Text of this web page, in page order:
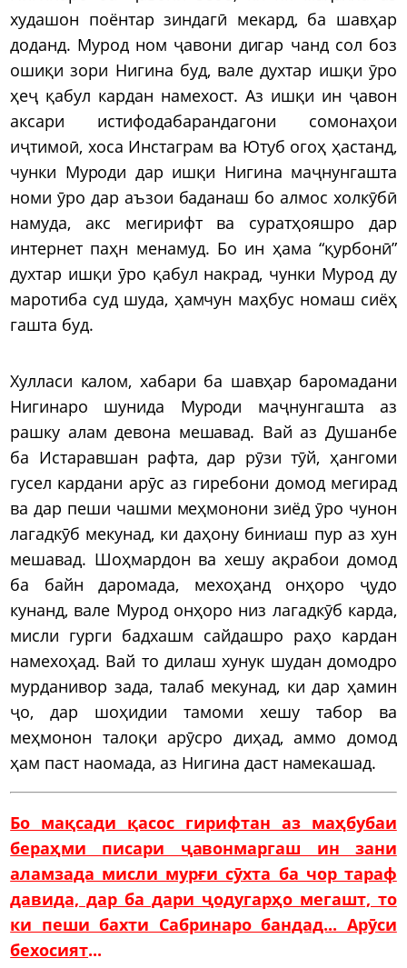
худашон поёнтар зиндагӣ мекард, ба шавҳар
доданд. Мурод ном ҷавони дигар чанд сол боз
ошиқи зори Нигина буд, вале духтар ишқи ӯро
ҳеҷ қабул кардан намехост. Аз ишқи ин ҷавон
аксари истифодабарандагони сомонаҳои
иҷтимоӣ, хоса Инстаграм ва Ютуб огоҳ ҳастанд,
чунки Муроди дар ишқи Нигина маҷнунгашта
номи ӯро дар аъзои баданаш бо алмос холкӯбӣ
намуда, акс мегирифт ва суратҳояшро дар
интернет паҳн менамуд. Бо ин ҳама “қурбонӣ”
духтар ишқи ӯро қабул накрад, чунки Мурод ду
маротиба суд шуда, ҳамчун маҳбус номаш сиёҳ
гашта буд.
Хулласи калом, хабари ба шавҳар баромадани
Нигинаро шунида Муроди маҷнунгашта аз
рашку алам девона мешавад. Вай аз Душанбе
ба Истаравшан рафта, дар рӯзи тӯй, ҳангоми
гусел кардани арӯс аз гиребони домод мегирад
ва дар пеши чашми меҳмонони зиёд ӯро чунон
лагадкӯб мекунад, ки даҳону биниаш пур аз хун
мешавад. Шоҳмардон ва хешу ақрабои домод
ба байн даромада, мехоҳанд онҳоро ҷудо
кунанд, вале Мурод онҳоро низ лагадкӯб карда,
мисли гурги бадхашм сайдашро раҳо кардан
намехоҳад. Вай то дилаш хунук шудан домодро
мурданивор зада, талаб мекунад, ки дар ҳамин
ҷо, дар шоҳидии тамоми хешу табор ва
меҳмонон талоқи арӯсро диҳад, аммо домод
ҳам паст наомада, аз Нигина даст намекашад.
Бо мақсади қасос гирифтан аз маҳбубаи
бераҳми писари ҷавонмаргаш ин зани
аламзада мисли мурғи сӯхта ба чор тараф
давида, дар ба дари ҷодугарҳо мегашт, то
ки пеши бахти Сабринаро бандад... Арӯси
бехосият...